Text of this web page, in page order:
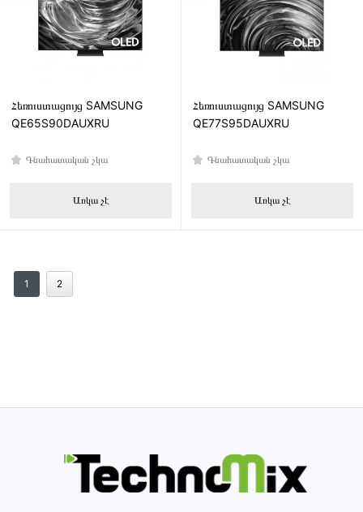
Հեռուստացույց SAMSUNG
QE65S90DAUXRU
Գնահատական չկա
Առկա չէ
Հեռուստացույց SAMSUNG
QE77S95DAUXRU
Գնահատական չկա
Առկա չէ
1 2